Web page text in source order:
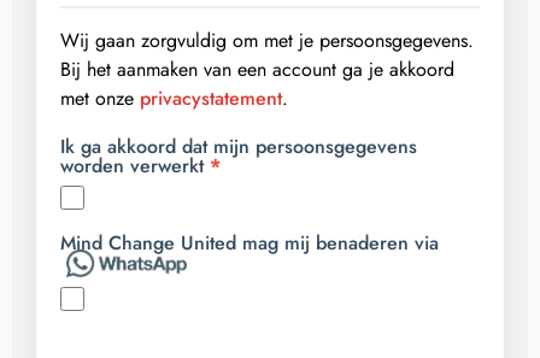
Wij gaan zorgvuldig om met je persoonsgegevens.
Bij het aanmaken van een account ga je akkoord
met onze privacystatement.
Ik ga akkoord dat mijn persoonsgegevens
worden verwerkt
Mind Change United mag mij benaderen via